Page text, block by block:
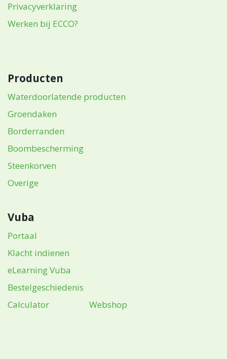
Privacyverklaring
Werken bij ECCO?
Producten
Waterdoorlatende producten
Groendaken
Borderranden
Boombescherming
Steenkorven
Overige
Vuba
Portaal
Klacht indienen
eLearning Vuba
Bestelgeschiedenis
Calculator
Webshop